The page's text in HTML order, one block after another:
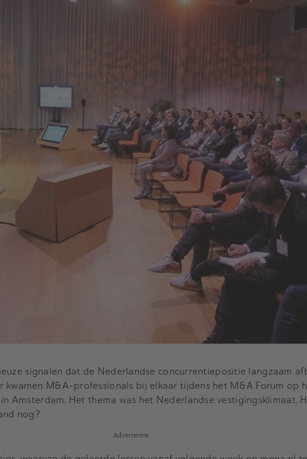
signalen dat de Nederlandse concurrentiepositie langzaam
kwamen M&A-professionals bij elkaar tijdens het M&A Forum op
Amsterdam. Het thema was het Nederlandse vestigingsklimaat.
nog?
Advertentie